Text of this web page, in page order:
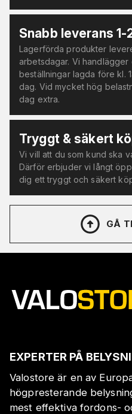
Snabb leverans 1-
Lagerförda produkter
arbetsdagar. Vi
beställningar lagda före kl.
dag. Vid mycket hög
dag extra.
Tryggt & säkert
Vi vill att du som kund ska
Därför erbjuder vi långt
dig ett tryggt och säkert
GÅ
EXPERTER PÅ
Valostore är en av
högpresterande
mest effektiva fordons-